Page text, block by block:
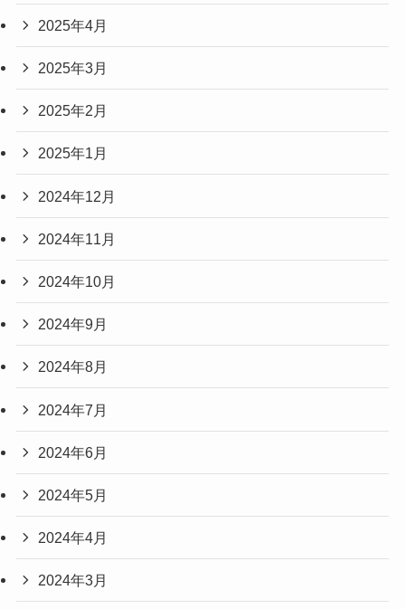
2025年4月
2025年3月
2025年2月
2025年1月
2024年12月
2024年11月
2024年10月
2024年9月
2024年8月
2024年7月
2024年6月
2024年5月
2024年4月
2024年3月